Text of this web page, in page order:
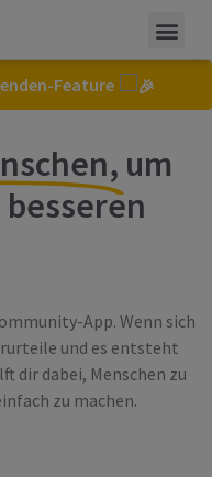
Feature
um
App. Wenn sich
und es entsteht
dir dabei, Menschen zu
zu machen.